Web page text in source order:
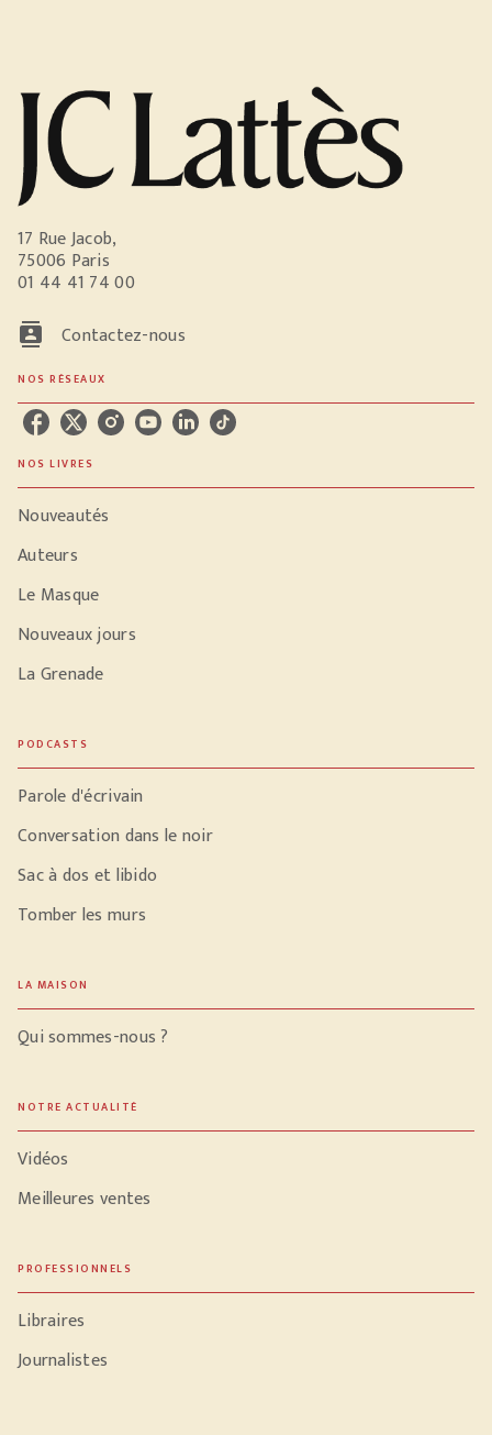
17 Rue Jacob,
75006 Paris
01 44 41 74 00
contacts Contactez-nous
NOS RÉSEAUX
NOS LIVRES
Nouveautés
Auteurs
Le Masque
Nouveaux jours
La Grenade
PODCASTS
Parole d'écrivain
Conversation dans le noir
Sac à dos et libido
Tomber les murs
LA MAISON
Qui sommes-nous ?
NOTRE ACTUALITÉ
Vidéos
Meilleures ventes
PROFESSIONNELS
Libraires
Journalistes